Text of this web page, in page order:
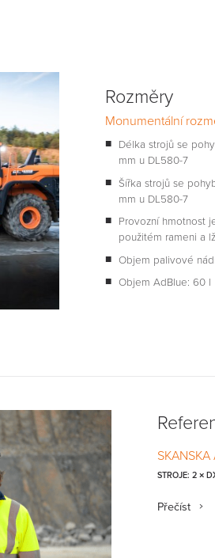
Rozměry
Monumentální
Délka strojů se
mm u DL580-7
Šířka strojů se
mm u DL580-7
Provozní hmotnost
použitém rameni a
Objem palivové
Objem AdBlue: 60 l
SKANSKA
STROJE: 2 ×
Přečíst